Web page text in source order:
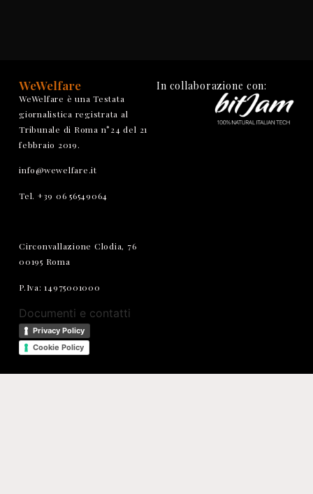
WeWelfare
WeWelfare è una Testata
giornalistica registrata al
Tribunale di Roma n°24 del 21
febbraio 2019.
info@wewelfare.it
Tel. +39 06 56549064
Circonvallazione Clodia, 76
00195 Roma
P.Iva: 14975001000
Documenti e contatti
Privacy Policy
Cookie Policy
In collaborazione con: